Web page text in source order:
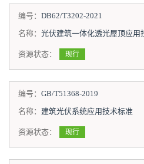
编号： DB62/T3202-2021
名称： 光伏建筑一体化透光屋顶应用
资源状态： 现行
编号： GB/T51368-2019
名称： 建筑光伏系统应用技术标准
资源状态： 现行